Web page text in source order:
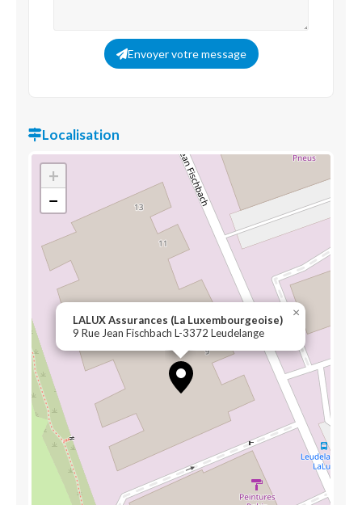
Envoyer votre message
Localisation
LALUX Assurances (La Luxembourgeoise)
9 Rue Jean Fischbach L-3372 Leudelange
×
+
−